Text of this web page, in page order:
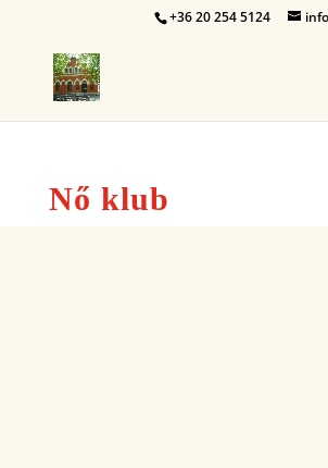
+36 20 254 5124
Nő klub